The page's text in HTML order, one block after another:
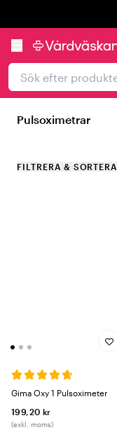
Pulsoximetrar
FILTRERA & SORTERA
Gima Oxy 1 Pulsoximeter
199,20 kr
(exkl. moms)